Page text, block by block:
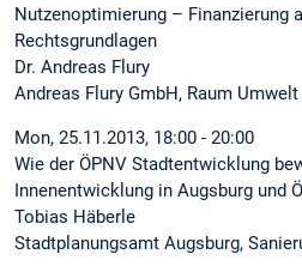
Nutzenoptimierung – Finanzierung
Rechtsgrundlagen
Dr. Andreas Flury
Andreas Flury GmbH, Raum
Mon, 25.11.2013, 18:00 - 20:00
Wie der ÖPNV Stadtentwicklung
Innenentwicklung in Augsburg und
Tobias Häberle
Stadtplanungsamt Augsburg,